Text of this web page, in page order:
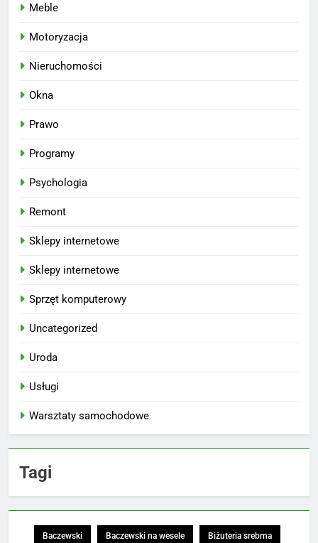
Meble
Motoryzacja
Nieruchomości
Okna
Prawo
Programy
Psychologia
Remont
Sklepy internetowe
Sklepy internetowe
Sprzęt komputerowy
Uncategorized
Uroda
Usługi
Warsztaty samochodowe
Tagi
Baczewski Baczewski na wesele Biżuteria srebrna